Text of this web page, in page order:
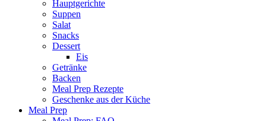
Hauptgerichte
Suppen
Salat
Snacks
Dessert
Eis
Getränke
Backen
Meal Prep Rezepte
Geschenke aus der Küche
Meal Prep